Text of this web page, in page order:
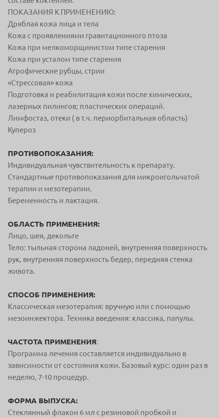
ПОКАЗАНИЯ К ПРИМЕНЕНИЮ:
Дряблая кожа лица и тела
Кожа с проявлениями гравитационного птоза
Кожа при мелкоморщинистом типе старения
Кожа при усталом типе старения
Атрофические рубцы, стрии
«Стрессовая» кожа
Подготовка и реабилитация кожи после химических,
лазерных пилингов; пластических операций.
Лимфостаз, отеки ( в т.ч. периорбитальная область)
Купероз
ПРОТИВОПОКАЗАНИЯ:
Индивидуальная чувствительность к препарату.
Стандартные противопоказания для микроигольчатой
терапии и мезотерапии.
Беременность и лактация.
ОБЛАСТЬ ПРИМЕНЕНИЯ:
Лицо, шея, декольте
Тело: тыльная сторона ладоней, внутренняя поверхность
рук, внутренняя поверхность бедер, передняя стенка
живота.
СПОСОБ ПРИМЕНЕНИЯ:
Классическая мезотерапия: вручную или с помощью
мезоинжектора. Техника введения: классика, папулы.
ЧАСТОТА ПРИМЕНЕНИЯ:
Программа лечения составляется индивидуально в
зависимости от состояния кожи. Базовый курс: один раз в
неделю, 7-10 процедур.
ФОРМА ВЫПУСКА:
Стеклянный флакон 6 мл с резиновой пробкой и